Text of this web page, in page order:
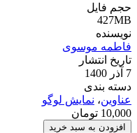
حجم فایل
427MB
نویسنده
فاطمه موسوی
تاریخ انتشار
7 آذر 1400
دسته بندی
عناوین، نمایش لوگو
10,000 تومان
پروژه
افزودن به سبد خرید